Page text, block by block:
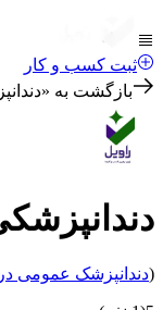
ثبت کسب و کار
بازگشت به «
(دندانپزشک عمومی در